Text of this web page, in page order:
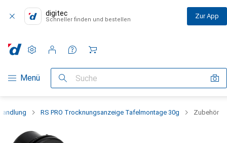
digitec
Schneller finden und bestellen Zur App
Navigation nach Kategorien
Menü Suche
Einstellungen
Kundenkonto
Vergleichslisten
Merklisten
Warenkorb
RS PRO Trocknungsanzeige Tafelmontage 30g Zubehör